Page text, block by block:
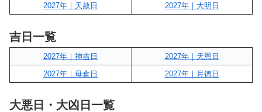
2027年｜天赦日
2027年｜大明日
吉日一覧
2027年｜神吉日
2027年｜天恩日
2027年｜母倉日
2027年｜月徳日
大悪日・大凶日一覧